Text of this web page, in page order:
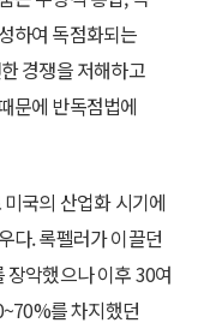
하여 독점화되는
경쟁을 저해하고
문에 반독점법에
국의 산업화 시기에
다. 록펠러가 이끌던
악했으나 이후 30여
를 차지했던